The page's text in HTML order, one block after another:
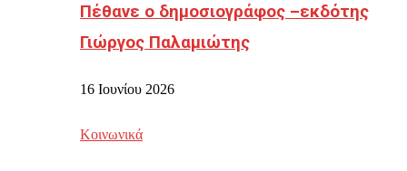
Πέθανε ο δημοσιογράφος –εκδότης
Γιώργος Παλαμιώτης
16 Ιουνίου 2026
Κοινωνικά